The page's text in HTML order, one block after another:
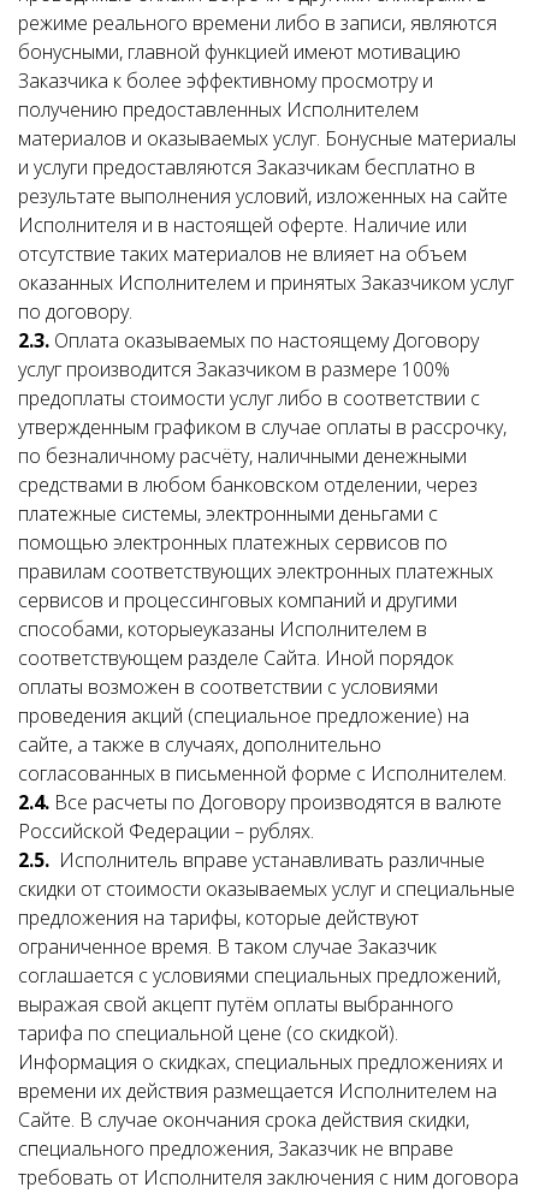
режиме реального времени либо в записи, являются
бонусными, главной функцией имеют мотивацию
Заказчика к более эффективному просмотру и
получению предоставленных Исполнителем
материалов и оказываемых услуг. Бонусные материалы
и услуги предоставляются Заказчикам бесплатно в
результате выполнения условий, изложенных на сайте
Исполнителя и в настоящей оферте. Наличие или
отсутствие таких материалов не влияет на объем
оказанных Исполнителем и принятых Заказчиком услуг
по договору.
2.3. Оплата оказываемых по настоящему Договору
услуг производится Заказчиком в размере 100%
предоплаты стоимости услуг либо в соответствии с
утвержденным графиком в случае оплаты в рассрочку,
по безналичному расчёту, наличными денежными
средствами в любом банковском отделении, через
платежные системы, электронными деньгами с
помощью электронных платежных сервисов по
правилам соответствующих электронных платежных
сервисов и процессинговых компаний и другими
способами, которыеуказаны Исполнителем в
соответствующем разделе Сайта. Иной порядок
оплаты возможен в соответствии с условиями
проведения акций (специальное предложение) на
сайте, а также в случаях, дополнительно
согласованных в письменной форме с Исполнителем.
2.4. Все расчеты по Договору производятся в валюте
Российской Федерации – рублях.
2.5. Исполнитель вправе устанавливать различные
скидки от стоимости оказываемых услуг и специальные
предложения на тарифы, которые действуют
ограниченное время. В таком случае Заказчик
соглашается с условиями специальных предложений,
выражая свой акцепт путём оплаты выбранного
тарифа по специальной цене (со скидкой).
Информация о скидках, специальных предложениях и
времени их действия размещается Исполнителем на
Сайте. В случае окончания срока действия скидки,
специального предложения, Заказчик не вправе
требовать от Исполнителя заключения с ним договора